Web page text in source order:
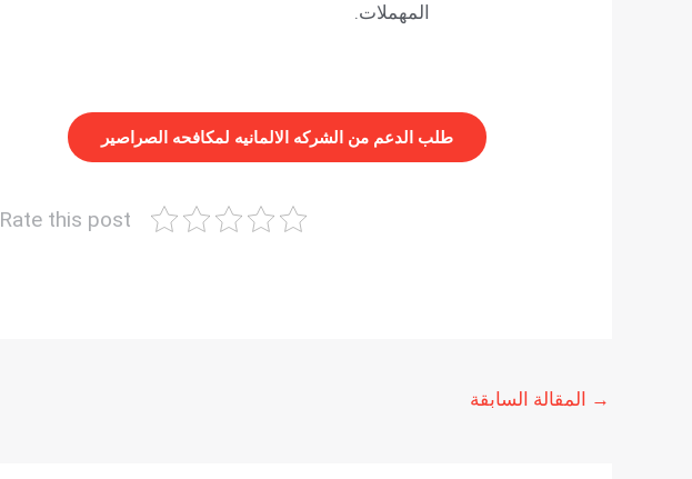
المهملات.
طلب الدعم من الشركه الالمانيه لمكافحه الصراصير
Rate this post
→ المقالة السابقة